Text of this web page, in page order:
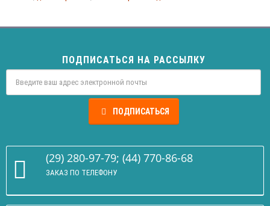
ПОДПИСАТЬСЯ НА РАССЫЛКУ
ПОДПИСАТЬСЯ
(29) 280-97-79; (44) 770-86-68
ЗАКАЗ ПО ТЕЛЕФОНУ